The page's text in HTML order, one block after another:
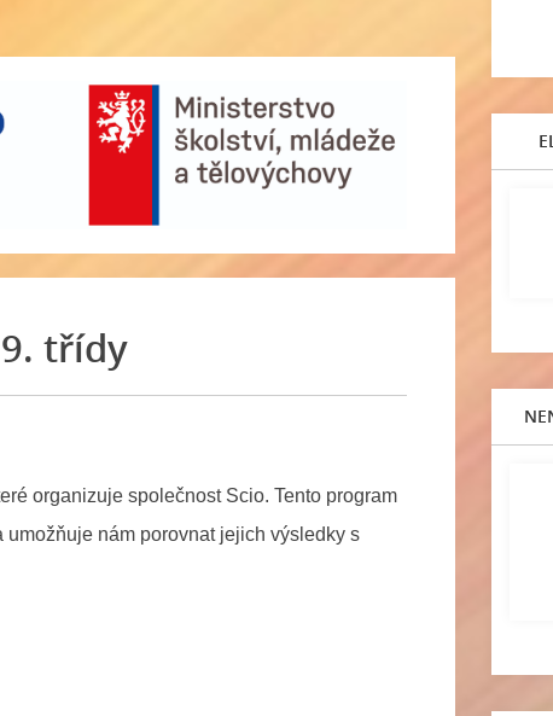
třídy
organizuje společnost Scio. Tento program
nám porovnat jejich výsledky s